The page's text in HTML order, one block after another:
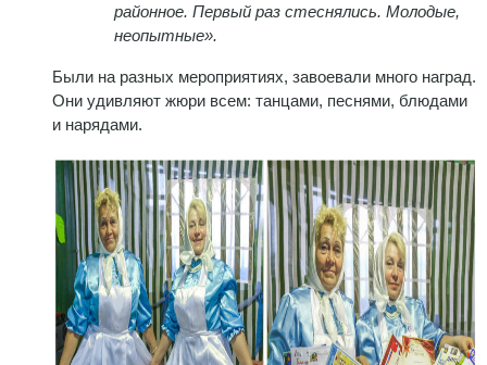
районное. Первый раз стеснялись. Молодые,
неопытные».
Были на разных мероприятиях, завоевали много наград.
Они удивляют жюри всем: танцами, песнями, блюдами
и нарядами.